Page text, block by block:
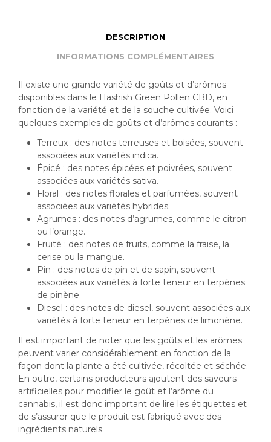
DESCRIPTION
INFORMATIONS COMPLÉMENTAIRES
Il existe une grande variété de goûts et d’arômes
disponibles dans le Hashish Green Pollen CBD, en
fonction de la variété et de la souche cultivée. Voici
quelques exemples de goûts et d’arômes courants :
Terreux : des notes terreuses et boisées, souvent
associées aux variétés indica.
Épicé : des notes épicées et poivrées, souvent
associées aux variétés sativa.
Floral : des notes florales et parfumées, souvent
associées aux variétés hybrides.
Agrumes : des notes d’agrumes, comme le citron
ou l’orange.
Fruité : des notes de fruits, comme la fraise, la
cerise ou la mangue.
Pin : des notes de pin et de sapin, souvent
associées aux variétés à forte teneur en terpènes
de pinène.
Diesel : des notes de diesel, souvent associées aux
variétés à forte teneur en terpènes de limonène.
Il est important de noter que les goûts et les arômes
peuvent varier considérablement en fonction de la
façon dont la plante a été cultivée, récoltée et séchée.
En outre, certains producteurs ajoutent des saveurs
artificielles pour modifier le goût et l’arôme du
cannabis, il est donc important de lire les étiquettes et
de s’assurer que le produit est fabriqué avec des
ingrédients naturels.